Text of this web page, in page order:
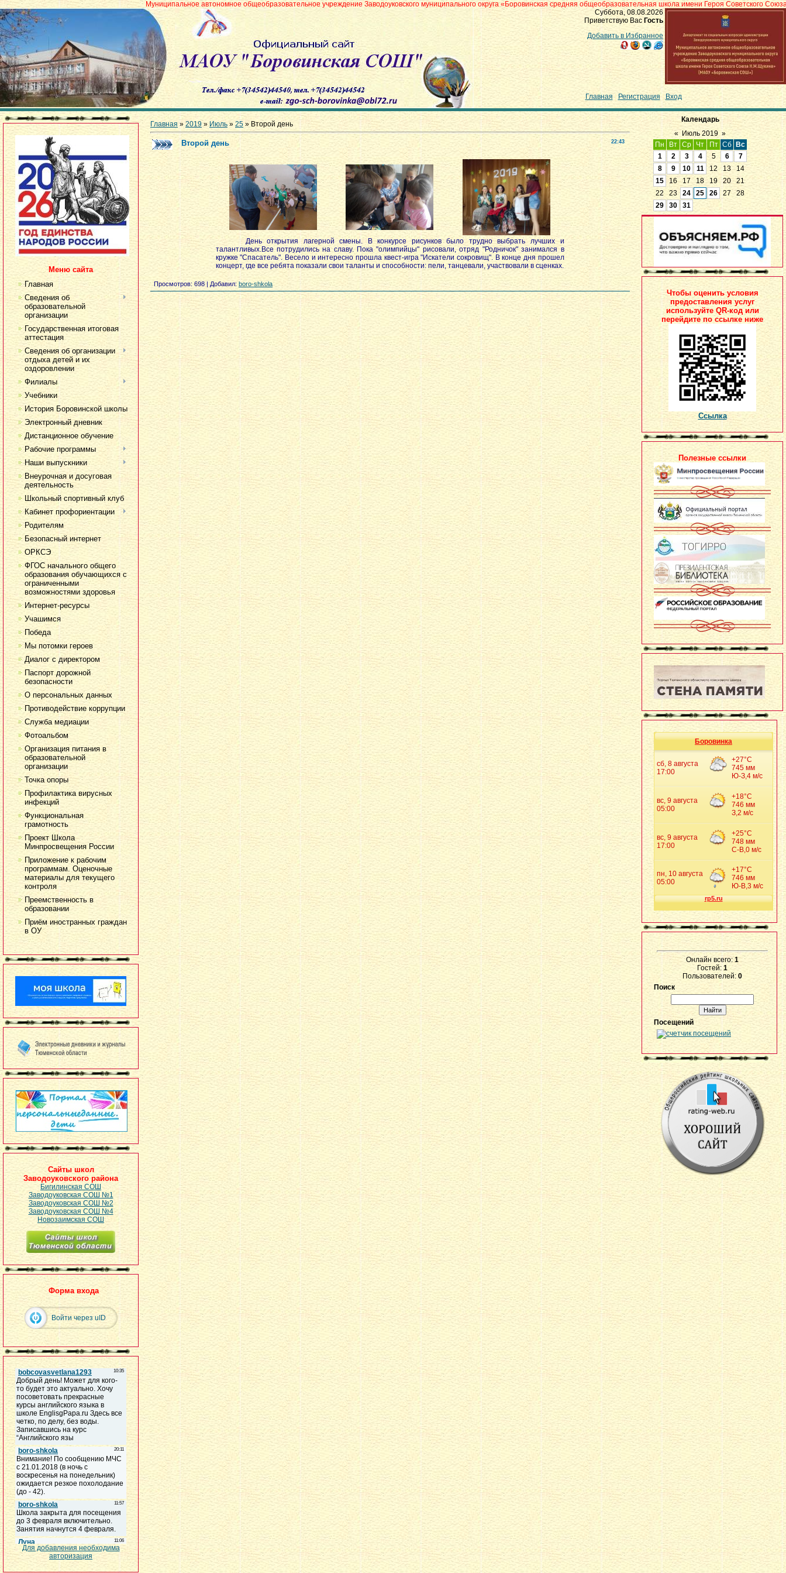
Муниципальное автономное общеобразовательное учреждение Заводоуковского муниципального округа «Боровинская средняя общеобразовательная школа имени Героя Советского Союза Н.М.Щукина»
Суббота, 08.08.2026
Приветствую Вас Гость
Добавить в Избранное
Главная Регистрация Вход
Меню сайта
Главная
Сведения об
образовательной
организации
Государственная итоговая
аттестация
Сведения об организации
отдыха детей и их
оздоровлении
Филиалы
Учебники
История Боровинской школы
Электронный дневник
Дистанционное обучение
Рабочие программы
Наши выпускники
Внеурочная и досуговая
деятельность
Школьный спортивный клуб
Кабинет профориентации
Родителям
Безопасный интернет
ОРКСЭ
ФГОС начального общего
образования обучающихся с
ограниченными
возможностями здоровья
Интернет-ресурсы
Учашимся
Победа
Мы потомки героев
Диалог с директором
Паспорт дорожной
безопасности
О персональных данных
Противодействие коррупции
Служба медиации
Фотоальбом
Организация питания в
образовательной
организации
Точка опоры
Профилактика вирусных
инфекций
Функциональная
грамотность
Проект Школа
Минпросвещения России
Приложение к рабочим
программам. Оценочные
материалы для текущего
контроля
Преемственность в
образовании
Приём иностранных граждан
в ОУ
Сайты школ
Заводоуковского района
Бигилинская СОШ
Заводоуковская СОШ №1
Заводоуковская СОШ №2
Заводоуковская СОШ №4
Новозаимская СОШ
Форма входа
Войти через uID
Для добавления необходима
авторизация
Главная » 2019 » Июль » 25 » Второй день
22:43
Второй день
День открытия лагерной смены. В конкурсе рисунков было трудно выбрать лучших и
талантливых.Все потрудились на славу. Пока "олимпийцы" рисовали, отряд "Родничок" занимался в
кружке "Спасатель". Весело и интересно прошла квест-игра "Искатели сокровищ". В конце дня прошел
концерт, где все ребята показали свои таланты и способности: пели, танцевали, участвовали в сценках.
Просмотров: 698 |Добавил: boro-shkola
Календарь
« Июль 2019 »
Пн
Вт Ср Чт Пт Сб
Вс
1
2 3 4 5 6
7
8
9 10 11 12 13
14
15
16 17 18 19 20
21
22
23 24 25 26 27
28
29
30 31
Чтобы оценить условия
предоставления услуг
используйте QR-код или
перейдите по ссылке ниже
Ссылка
Полезные ссылки
Боровинка
Онлайн всего:1
Гостей: 1
Пользователей: 0
Поиск
Посещений